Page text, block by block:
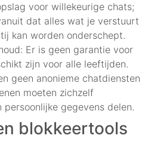
voor willekeurige chats;
dat alles wat je verstuurt
kan worden onderschept.
Er is geen garantie voor
zijn voor alle leeftijden.
geen anonieme chatdiensten
moeten zichzelf
persoonlijke gegevens delen.
blokkeertools